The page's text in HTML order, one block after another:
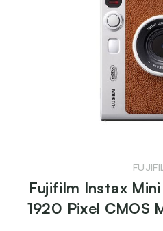
Fujifilm Instax
1920 Pixel CMOS